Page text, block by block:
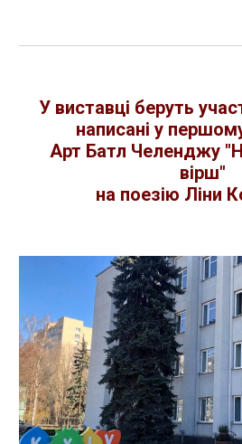
У виставці беруть
написані у
Арт Батл Челенджу
вірш"
на поезію Ліни